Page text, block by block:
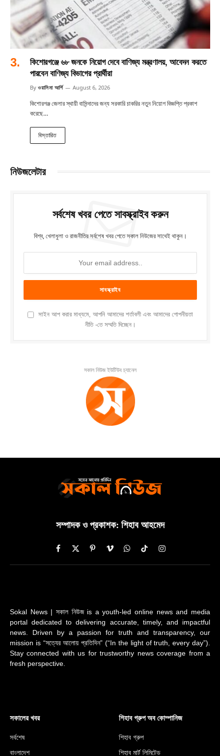
কিশোরগঞ্জে ৬৮ জনকে নিয়োগ দেবে বাণিজ্য মন্ত্রণালয়, আবেদন করতে
পারবেন বাণিজ্য বিভাগের প্রার্থীরা
By ওয়াসিমা আর্শি August 6, 2026
কিশোরগঞ্জ জেলার স্থায়ী বাসিন্দাদের জন্য সরকারি চাকরির নতুন নিয়োগ বিজ্ঞপ্তি প্রকাশ
করেছে…
বিস্তারিত
নিউজলেটার
সর্বশেষ খবর পেতে সাবস্ক্রাইব করুন
বিশ্ব, খেলাধুলা ও রাজনীতির সর্বশেষ খবর পেতে সকাল নিউজের সাথেই থাকুন।
সাইন আপ করার মাধ্যমে, আপনি আমাদের শর্তাবলী এবং আমাদের গোপনীয়তা
নীতি -তে সম্মতি দিচ্ছেন।
সকাল নিউজ ইউটিউব চ্যানেল
সম্পাদক ও প্রকাশক: শিহাব আহমেদ
Facebook
X
(Twitter)
PinterestVimeoWhatsAppTikTokInstagram
Sokal News | সকাল নিউজ is a youth-led online news and media
portal dedicated to delivering accurate, timely, and impactful
news. Driven by a passion for truth and transparency, our
mission is “সত্যের আলোয় প্রতিদিন” (“In the light of truth, every day”).
Stay connected with us for trustworthy news coverage from a
fresh perspective.
সকালের খবর
সর্বশেষ
বাংলাদেশ
শিহাব গ্রুপ অব কোম্পানিজ
শিহাব গ্রুপ
শিহাব মার্ট লিমিটেড